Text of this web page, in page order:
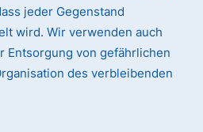
jeder Gegenstand
wird. Wir verwenden auch
Entsorgung von gefährlichen
des verbleibenden